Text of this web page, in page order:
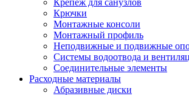
Крепеж для санузлов
Крючки
Монтажные консоли
Монтажный профиль
Неподвижные и подвижные
Системы водоотвода и
Соединительные элементы
Расходные материалы
Абразивные диски